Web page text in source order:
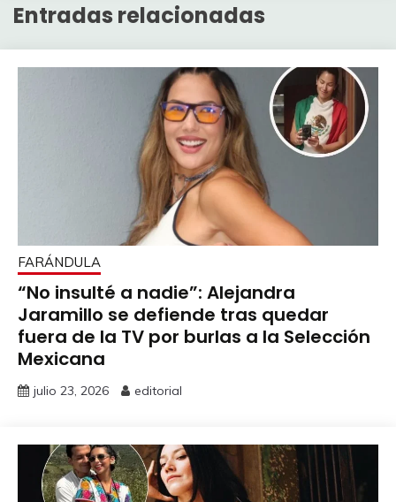
Entradas relacionadas
FARÁNDULA
“No insulté a nadie”: Alejandra
Jaramillo se defiende tras quedar
fuera de la TV por burlas a la Selección
Mexicana
julio 23, 2026 editorial